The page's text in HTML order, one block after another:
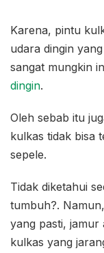
Karena, pintu
udara dingin
sangat mungkin
dingin.
Oleh sebab itu
kulkas tidak bisa
sepele.
Tidak diketahui
tumbuh?.
yang pasti, jamur
kulkas yang